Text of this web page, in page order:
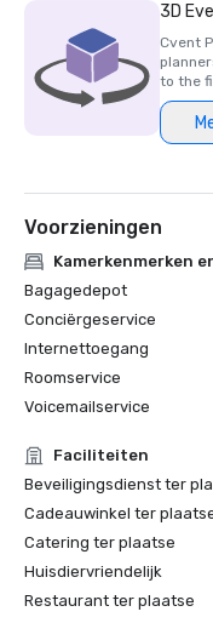
3D
Cvent
to the
Voorzieningen
Kamerkenmerken
Bagagedepot
Conciërgeservice
Internettoegang
Roomservice
Voicemailservice
Faciliteiten
Beveiligingsdienst ter
Cadeauwinkel ter
Catering ter plaatse
Huisdiervriendelijk
Restaurant ter plaatse